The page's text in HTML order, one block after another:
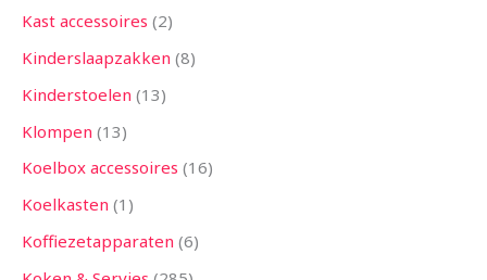
Kast accessoires 2
Kinderslaapzakken 8
Kinderstoelen 13
Klompen 13
Koelbox accessoires 16
Koelkasten 1
Koffiezetapparaten 6